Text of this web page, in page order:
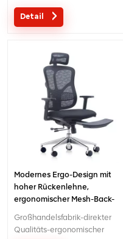
Entwurfsbüro-Ineinander
greifenstuhl MOQ ist EIN Stück,
Service mit Ihren Bedürfnissen
ist akzeptabel.
Detail
Modernes Ergo-Design mit
hoher Rückenlehne,
ergonomischer Mesh-Back-
Großhandelsfabrik-direkter
Qualitäts-ergonomischer